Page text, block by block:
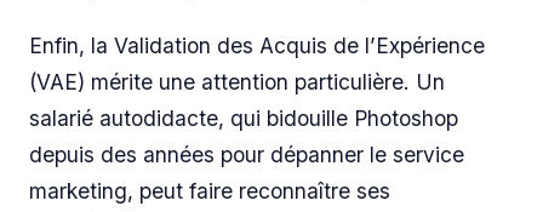
Enfin, la Validation des Acquis de l’Expérience
(VAE) mérite une attention particulière. Un
salarié autodidacte, qui bidouille Photoshop
depuis des années pour dépanner le service
marketing, peut faire reconnaître ses